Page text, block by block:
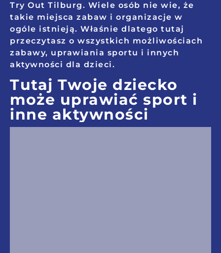
Try Out Tilburg. Wiele osób nie wie, że
takie miejsca zabaw i organizacje w
ogóle istnieją. Właśnie dlatego tutaj
przeczytasz o wszystkich możliwościach
zabawy, uprawiania sportu i innych
aktywności dla dzieci.
Tutaj Twoje dziecko
może uprawiać sport i
inne aktywności